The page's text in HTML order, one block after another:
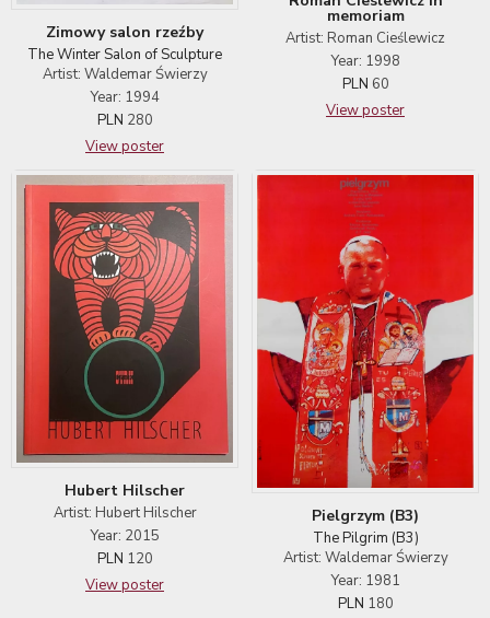
Zimowy salon rzeźby
The Winter Salon of Sculpture
Artist: Waldemar Świerzy
Year: 1994
PLN 280
View poster
memoriam
Artist: Roman Cieślewicz
Year: 1998
PLN 60
View poster
Hubert Hilscher
Artist: Hubert Hilscher
Year: 2015
PLN 120
View poster
Pielgrzym (B3)
The Pilgrim (B3)
Artist: Waldemar Świerzy
Year: 1981
PLN 180